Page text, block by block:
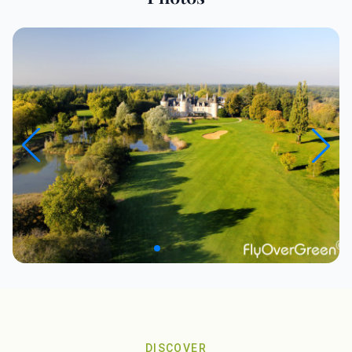
DISCOVER